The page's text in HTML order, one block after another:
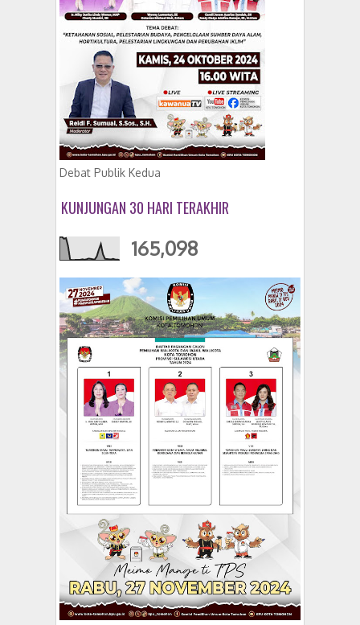
Debat Publik Kedua
KUNJUNGAN 30 HARI TERAKHIR
165,098